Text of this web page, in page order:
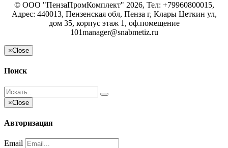
© ООО "ПензаПромКомплект" 2026, Тел: +79960800015,
Адрес: 440013, Пензенская обл, Пенза г, Клары Цеткин ул,
дом 35, корпус этаж 1, оф.помещение
101manager@snabmetiz.ru
×Close
Поиск
×Close
Авторизация
Email